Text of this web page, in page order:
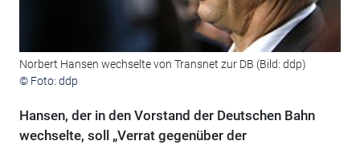
Norbert Hansen wechselte von Transnet zur DB (Bild: ddp)
© Foto: ddp
Hansen, der in den Vorstand der Deutschen Bahn
wechselte, soll „Verrat gegenüber der